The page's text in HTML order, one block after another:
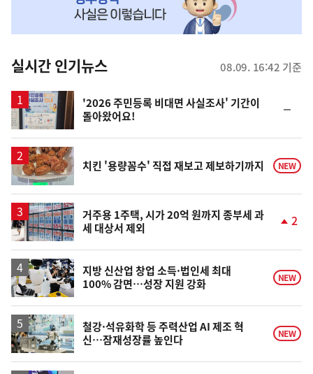
뉴
스
실시간 인기뉴스 08.09. 16:42 기준
'2026 주민등록 비대면 사실조사' 기간이
돌아왔어요!
일
치킨 '용량꼼수' 직접 재보고 제보하기까지 NEW
거주용 1주택, 시가 20억 원까지 종부세 과
세 대상서 제외
상
승
2
지방 신산업 창업 소득·법인세 최대
100% 감면…성장 지원 강화
NEW
철강·석유화학 등 주력산업 AI 제조 혁
신…잠재성장률 높인다
NEW